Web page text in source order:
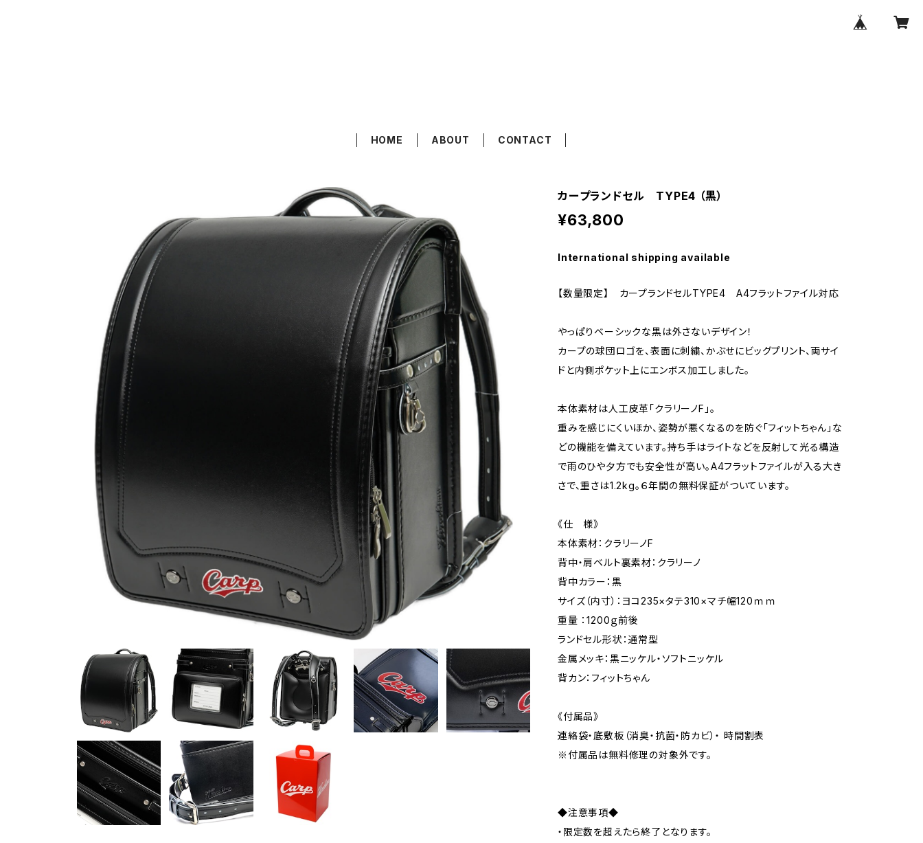
HOME ABOUT CONTACT
カープランドセル TYPE4 （黒）
¥63,800
International shipping available
【数量限定】 カープランドセルTYPE4 A4フラットファイル対応
やっぱりベーシックな黒は外さないデザイン！
カープの球団ロゴを、表面に刺繍、かぶせにビッグプリント、両サイ
ドと内側ポケット上にエンボス加工しました。
本体素材は人工皮革「クラリーノF」。
重みを感じにくいほか、姿勢が悪くなるのを防ぐ「フィットちゃん」な
どの機能を備えています。持ち手はライトなどを反射して光る構造
で雨のひや夕方でも安全性が高い。A4フラットファイルが入る大き
さで、重さは1.2kg。６年間の無料保証がついています。
《仕 様》
本体素材：クラリーノF
背中・肩ベルト裏素材：クラリーノ
背中カラー：黒
サイズ（内寸）：ヨコ235×タテ310×マチ幅120ｍｍ
重量 ：1200ｇ前後
ランドセル形状：通常型
金属メッキ：黒ニッケル・ソフトニッケル
背カン：フィットちゃん
《付属品》
連絡袋・底敷板（消臭・抗菌・防カビ）・ 時間割表
※付属品は無料修理の対象外です。
◆注意事項◆
・限定数を超えたら終了となります。